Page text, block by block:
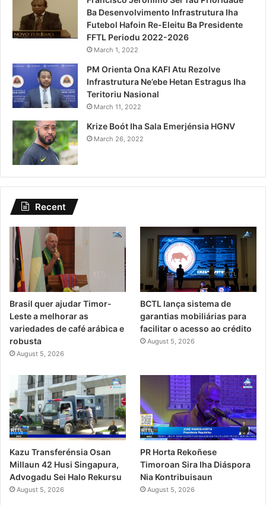
Ba Desenvolvimento Infrastrutura Iha
Futebol Hafoin Re-Eleitu Ba Presidente
FFTL Periodu 2022-2026
March 1, 2022
PM Orienta Ona KAFI Atu Rezolve
Infrastrutura Ne’ebe Hetan Estragus Iha
Teritoriu Nasional
March 11, 2022
Krize Boót Iha Sala Emerjénsia HGNV
March 26, 2022
Recent
Brasil quer ajudar Timor-
Leste a melhorar as
variedades de café arábica e
robusta
August 5, 2026
BCTL lança sistema de
garantias mobiliárias para
facilitar o acesso ao crédito
August 5, 2026
Kazu Transferénsia Osan
Millaun 42 Husi Singapura,
Advogadu Sei Halo Rekursu
August 5, 2026
PR Horta Rekoñese
Timoroan Sira Iha Diáspora
Nia Kontribuisaun
August 5, 2026